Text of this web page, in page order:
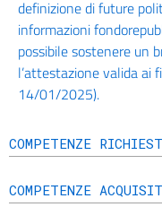
definizione di future
informazioni
possibile sostenere un
l’attestazione valida ai
14/01/2025).
COMPETENZE
COMPETENZE